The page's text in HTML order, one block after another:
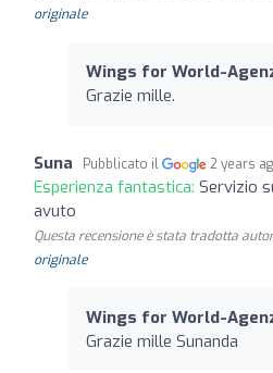
originale
Wings for World-
Grazie mille.
Suna Pubblicato il 2 years
Esperienza fantastica: Servizio
avuto
Questa recensione è stata tradotta
originale
Wings for World-
Grazie mille Sunanda